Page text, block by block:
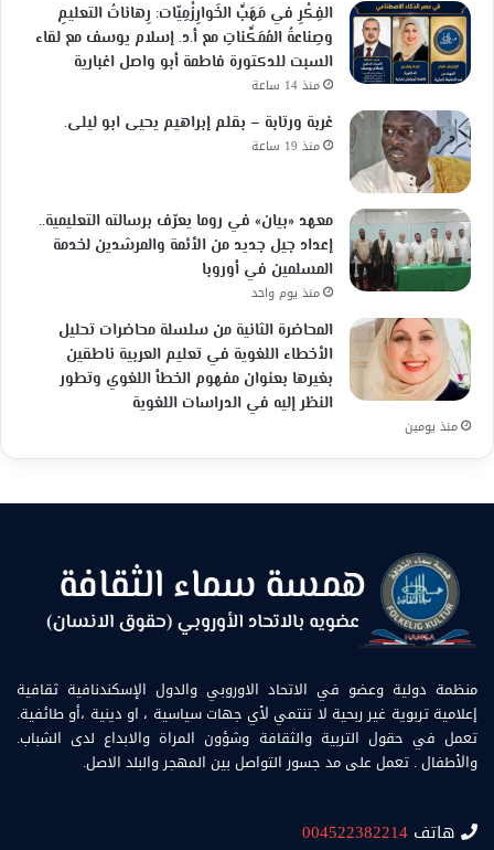
الفِكْرِ في مَهَبِّ الخَوارِزْمِيّات: رِهاناتُ التعليمِ
وصِناعةُ المُمَكِّناتِ مع أ.د. إسلام يوسف مع لقاء
السبت للدكتورة فاطمة أبو واصل اغبارية
منذ 14 ساعة
غربة ورتابة – بقلم إبراهيم يحيى ابو ليلى.
منذ 19 ساعة
معهد «بيان» في روما يعرّف برسالته التعليمية..
إعداد جيل جديد من الأئمة والمرشدين لخدمة
المسلمين في أوروبا
منذ يوم واحد
المحاضرة الثانية من سلسلة محاضرات تحليل
الأخطاء اللغوية في تعليم العربية ناطقين
بغيرها بعنوان مفهوم الخطأ اللغوي وتطور
النظر إليه في الدراسات اللغوية
منذ يومين
منظمة دولية وعضو في الاتحاد الاوروبي والدول الإسكندنافية ثقافية
إعلامية تربوية غير ربحية لا تنتمي لأي جهات سياسية ، او دينية ،أو طائفية.
تعمل في حقول التربية والثقافة وشؤون المراة والابداع لدى الشباب.
والأطفال . تعمل على مد جسور التواصل بين المهجر والبلد الاصل.
هاتف 004522382214